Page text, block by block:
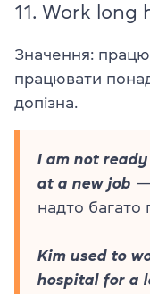
11. Work long
Значення:
працювати
допізна.
I am not
at a new job —
надто багато
Kim used to
hospital for a